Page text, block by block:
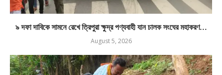
৯ দফা দাবিকে সামনে রেখে ত্রিপুরা ক্ষুদ্র পণ্যবাহী যান চালক সংঘের মহাকরণ...
August 5, 2026